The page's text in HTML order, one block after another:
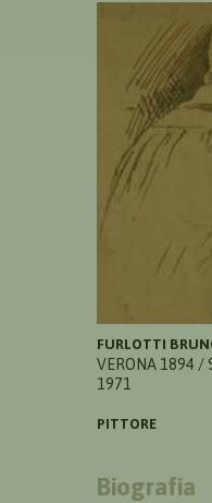
FURLOTTI
VERONA 1894 /
1971
PITTORE
Biografia